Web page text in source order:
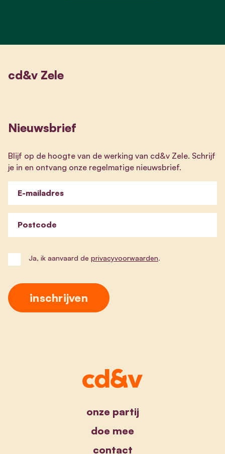
cd&v Zele
Nieuwsbrief
Blijf op de hoogte van de werking van cd&v Zele. Schrijf
je in en ontvang onze regelmatige nieuwsbrief.
E-mailadres
Postcode
Ja, ik aanvaard de privacyvoorwaarden.
onze partij
doe mee
contact